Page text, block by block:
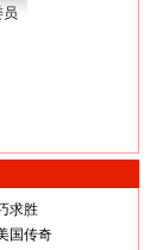
员
求胜
国传奇